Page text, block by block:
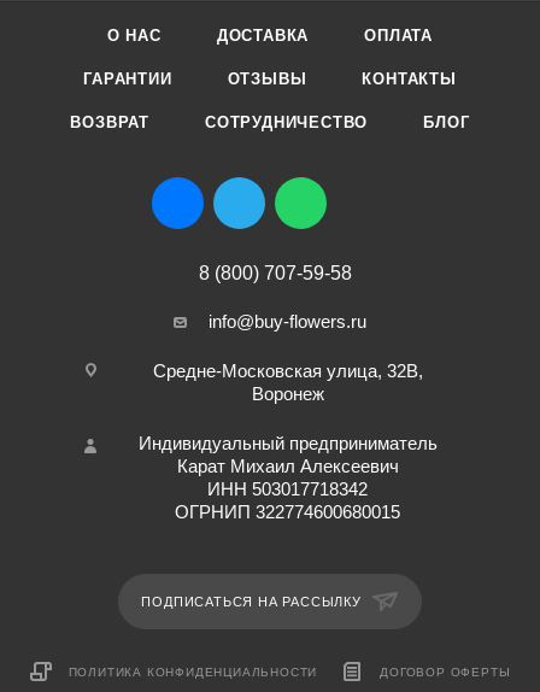
О НАС ДОСТАВКА ОПЛАТА
ГАРАНТИИ ОТЗЫВЫ КОНТАКТЫ
ВОЗВРАТ СОТРУДНИЧЕСТВО БЛОГ
8 (800) 707-59-58
info@buy-flowers.ru
Средне-Московская улица, 32В,
Воронеж
Индивидуальный предприниматель
Карат Михаил Алексеевич
ИНН 503017718342
ОГРНИП 322774600680015
ПОДПИСАТЬСЯ НА РАССЫЛКУ
ПОЛИТИКА КОНФИДЕНЦИАЛЬНОСТИ ДОГОВОР ОФЕРТЫ